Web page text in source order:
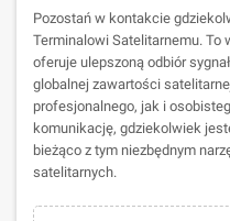
Pozostań w kontakcie
Terminalowi Satelitarnemu. To
oferuje ulepszoną odbiór
globalnej zawartości
profesjonalnego, jak i
komunikację, gdziekolwiek
bieżąco z tym niezbędnym
satelitarnych.